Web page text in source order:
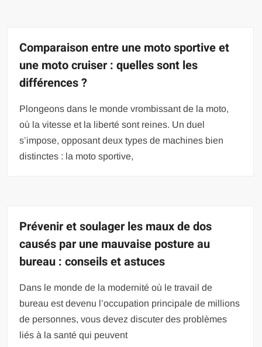
Comparaison entre une moto sportive et
une moto cruiser : quelles sont les
différences ?
Plongeons dans le monde vrombissant de la moto,
où la vitesse et la liberté sont reines. Un duel
s’impose, opposant deux types de machines bien
distinctes : la moto sportive,
Prévenir et soulager les maux de dos
causés par une mauvaise posture au
bureau : conseils et astuces
Dans le monde de la modernité où le travail de
bureau est devenu l’occupation principale de millions
de personnes, vous devez discuter des problèmes
liés à la santé qui peuvent